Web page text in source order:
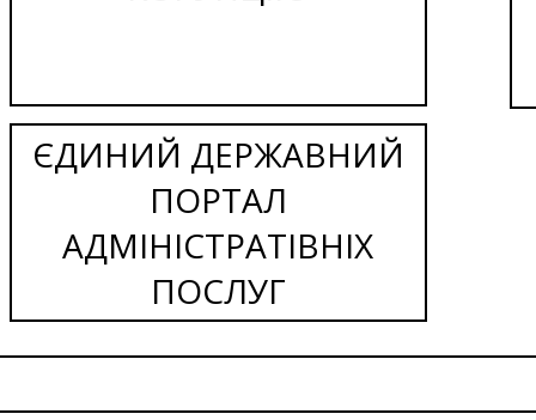
ЄДИНИЙ ДЕРЖАВНИЙ
ПОРТАЛ
АДМІНІСТРАТІВНІХ
ПОСЛУГ